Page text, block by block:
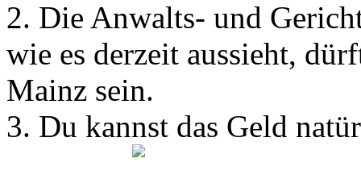
2. Die Anwalts- und
wie es derzeit aussieht,
Mainz sein.
3. Du kannst das Geld